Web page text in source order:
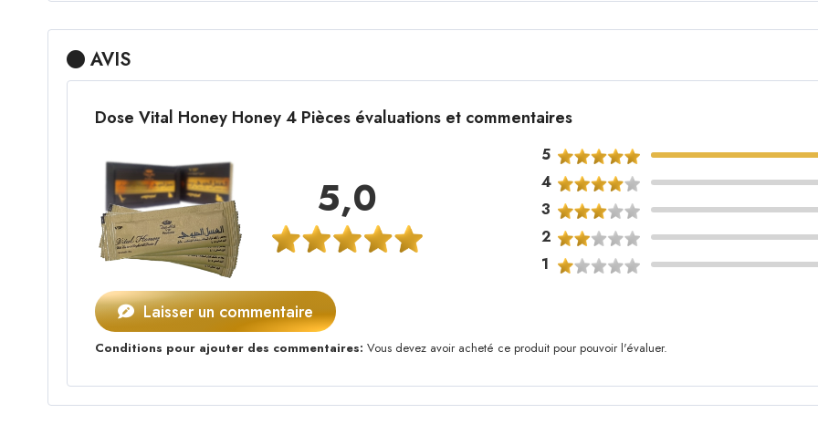
AVIS
Dose Vital Honey Honey 4 Pièces évaluations et commentaires
5,0
5
4
3
2
1
Laisser un commentaire
Conditions pour ajouter des commentaires: Vous devez avoir acheté ce produit pour pouvoir l'évaluer.